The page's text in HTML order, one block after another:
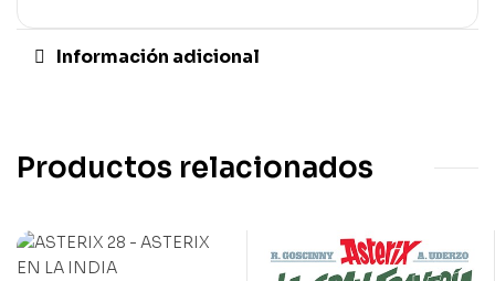
Información adicional
Productos relacionados